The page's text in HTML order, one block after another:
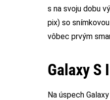
s na svoju dobu
pix) so
vôbec prvým
Galaxy S
Na úspech